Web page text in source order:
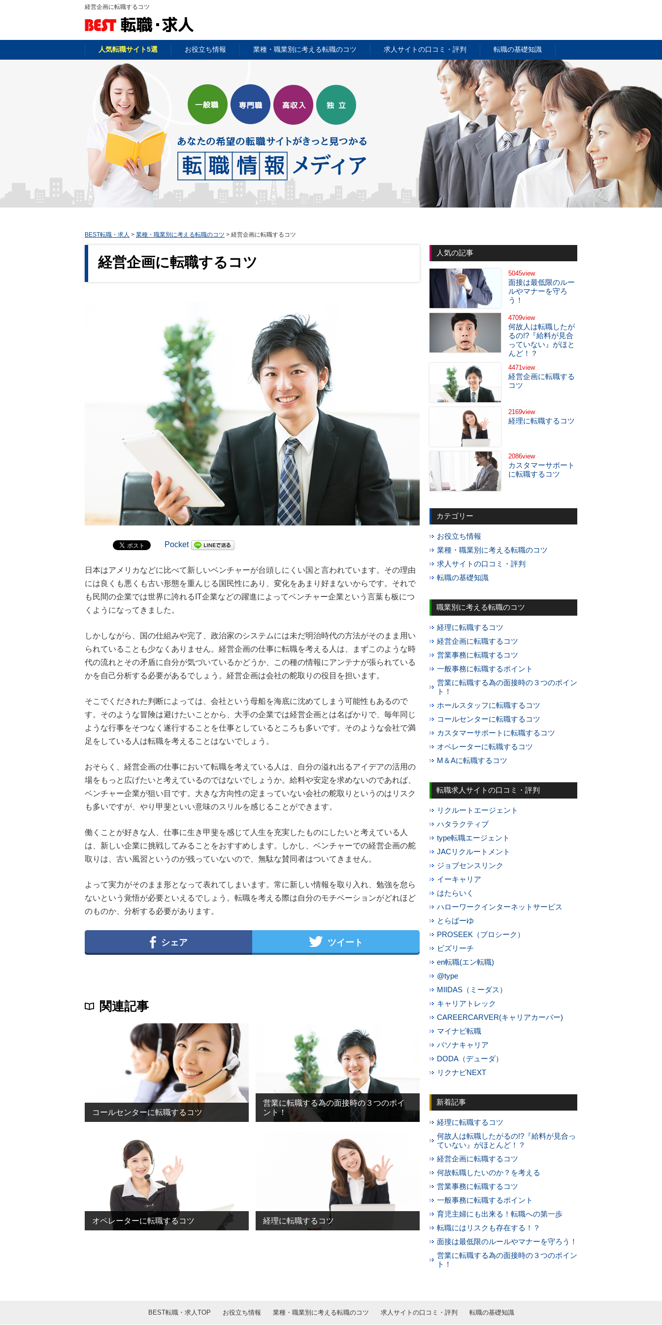
経営企画に転職するコツ
人気転職サイト5選 お役立ち情報 業種・職業別に考える転職のコツ 求人サイトの口コミ・評判 転職の基礎知識
BEST転職・求人 > 業種・職業別に考える転職のコツ > 経営企画に転職するコツ
経営企画に転職するコツ
Pocket
日本はアメリカなどに比べて新しいベンチャーが台頭しにくい国と言われています。その理由
には良くも悪くも古い形態を重んじる国民性にあり、変化をあまり好まないからです。それで
も民間の企業では世界に誇れるIT企業などの躍進によってベンチャー企業という言葉も板につ
くようになってきました。
しかしながら、国の仕組みや完了、政治家のシステムには未だ明治時代の方法がそのまま用い
られていることも少なくありません。経営企画の仕事に転職を考える人は、まずこのような時
代の流れとその矛盾に自分が気づいているかどうか、この種の情報にアンテナが張られている
かを自己分析する必要があるでしょう。経営企画は会社の舵取りの役目を担います。
そこでくだされた判断によっては、会社という母船を海底に沈めてしまう可能性もあるので
す。そのような冒険は避けたいことから、大手の企業では経営企画とは名ばかりで、毎年同じ
ような行事をそつなく遂行することを仕事としているところも多いです。そのような会社で満
足をしている人は転職を考えることはないでしょう。
おそらく、経営企画の仕事において転職を考えている人は、自分の溢れ出るアイデアの活用の
場をもっと広げたいと考えているのではないでしょうか。給料や安定を求めないのであれば、
ベンチャー企業が狙い目です。大きな方向性の定まっていない会社の舵取りというのはリスク
も多いですが、やり甲斐といい意味のスリルを感じることができます。
働くことが好きな人、仕事に生き甲斐を感じて人生を充実したものにしたいと考えている人
は、新しい企業に挑戦してみることをおすすめします。しかし、ベンチャーでの経営企画の舵
取りは、古い風習というのが残っていないので、無駄な賛同者はついてきません。
よって実力がそのまま形となって表れてしまいます。常に新しい情報を取り入れ、勉強を怠ら
ないという覚悟が必要といえるでしょう。転職を考える際は自分のモチベーションがどれほど
のものか、分析する必要があります。
シェア ツイート
関連記事
コールセンターに転職するコツ
営業に転職する為の面接時の３つのポイ
ント！
オペレーターに転職するコツ 経理に転職するコツ
人気の記事
5045view
面接は最低限のルー
ルやマナーを守ろ
う！
4709view
何故人は転職したが
るの!?『給料が見合
っていない』がほと
んど！？
4471view
経営企画に転職する
コツ
2169view
経理に転職するコツ
2086view
カスタマーサポート
に転職するコツ
カテゴリー
お役立ち情報
業種・職業別に考える転職のコツ
求人サイトの口コミ・評判
転職の基礎知識
職業別に考える転職のコツ
経理に転職するコツ
経営企画に転職するコツ
営業事務に転職するコツ
一般事務に転職するポイント
営業に転職する為の面接時の３つのポイン
ト！
ホールスタッフに転職するコツ
コールセンターに転職するコツ
カスタマーサポートに転職するコツ
オペレーターに転職するコツ
M＆Aに転職するコツ
転職求人サイトの口コミ・評判
リクルートエージェント
ハタラクティブ
type転職エージェント
JACリクルートメント
ジョブセンスリンク
イーキャリア
はたらいく
ハローワークインターネットサービス
とらばーゆ
PROSEEK（プロシーク）
ビズリーチ
en転職(エン転職)
@type
MIIDAS（ミーダス）
キャリアトレック
CAREERCARVER(キャリアカーバー)
マイナビ転職
パソナキャリア
DODA（デューダ）
リクナビNEXT
新着記事
経理に転職するコツ
何故人は転職したがるの!?『給料が見合っ
ていない』がほとんど！？
経営企画に転職するコツ
何故転職したいのか？を考える
営業事務に転職するコツ
一般事務に転職するポイント
育児主婦にも出来る！転職への第一歩
転職にはリスクも存在する！？
面接は最低限のルールやマナーを守ろう！
営業に転職する為の面接時の３つのポイン
ト！
BEST転職・求人TOP お役立ち情報 業種・職業別に考える転職のコツ 求人サイトの口コミ・評判 転職の基礎知識